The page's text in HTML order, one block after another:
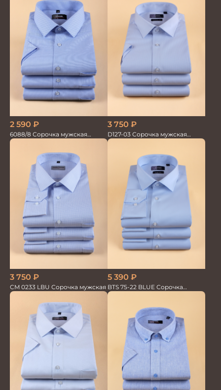
2 590 ₽
6088/8 Сорочка мужская
кор.рукав
3 750 ₽
D127-03 Сорочка мужская
голубая в невид.полоску
3 750 ₽
CM 0233 LBU Сорочка мужская
5 390 ₽
BTS 75-22 BLUE Сорочка
мужская лайкра бамбук